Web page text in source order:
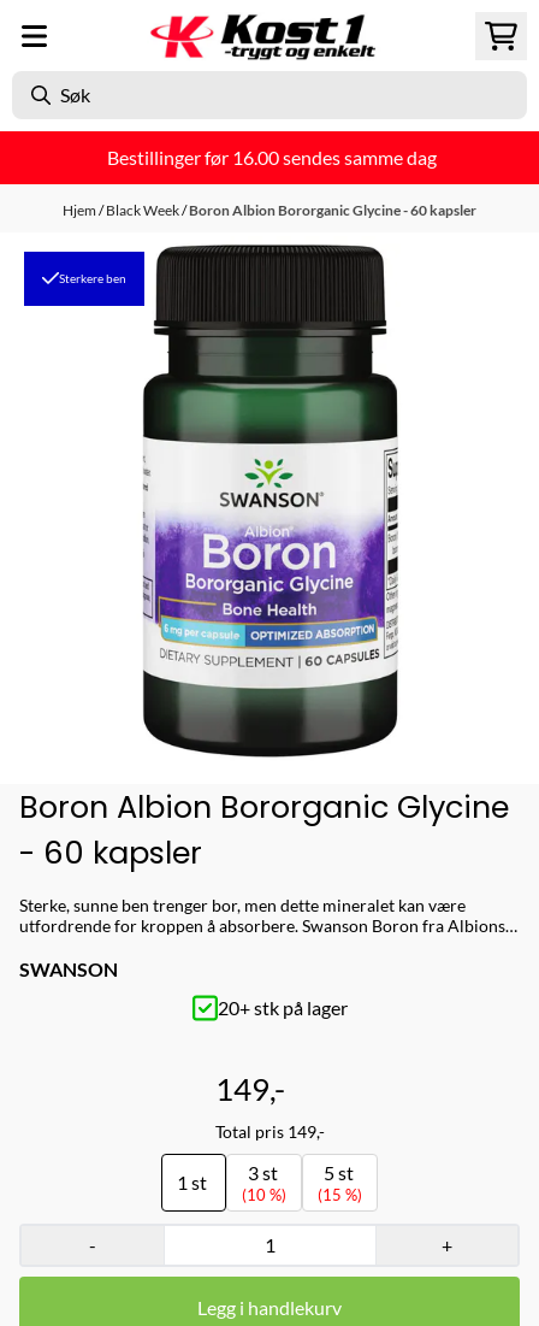
Hopp til innhold
Bestillinger før 16.00 sendes samme dag
Hjem/Black Week/Boron Albion Bororganic Glycine - 60 kapsler
Sterkere ben
Boron Albion Bororganic Glycine
- 60 kapsler
Sterke, sunne ben trenger bor, men dette mineralet kan være
utfordrende for kroppen å absorbere. Swanson Boron fra Albions®
Albion sikrer at mineraler og råvarer holder høy standard. Boron
rismel, gelatin, maltodekstrin, magnesiumstearat. Skal kun brukes
av voksne. Rådfør deg med helsepersonell før du bruker dette
produktet hvis du er gravid eller ammer, tar medisiner eller har en
medisinsk tilstand. Oppbevares utilgjengelig for barn. Kosttilskudd
bør ikke brukes som en erstatning for et variert kosthold. Anbefalt
dosering bør ikke overskrides.
SWANSON
20+ stk på lager
149,-
Total pris 149,-
1 st 3 st
(10 %)
5 st
(15 %)
- +
Legg i handlekurv